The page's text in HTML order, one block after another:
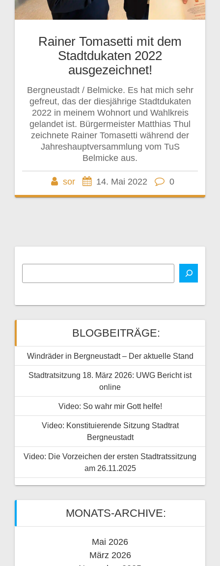
Rainer Tomasetti mit dem
Stadtdukaten 2022
ausgezeichnet!
Bergneustadt / Belmicke. Es hat mich sehr
gefreut, das der diesjährige Stadtdukaten
2022 in meinem Wohnort und Wahlkreis
gelandet ist. Bürgermeister Matthias Thul
zeichnete Rainer Tomasetti während der
Jahreshauptversammlung vom TuS
Belmicke aus.
sor 14. Mai 2022 0
BLOGBEITRÄGE:
Windräder in Bergneustadt – Der aktuelle Stand
Stadtratsitzung 18. März 2026: UWG Bericht ist
online
Video: So wahr mir Gott helfe!
Video: Konstituierende Sitzung Stadtrat
Bergneustadt
Video: Die Vorzeichen der ersten Stadtratssitzung
am 26.11.2025
MONATS-ARCHIVE:
Mai 2026
März 2026